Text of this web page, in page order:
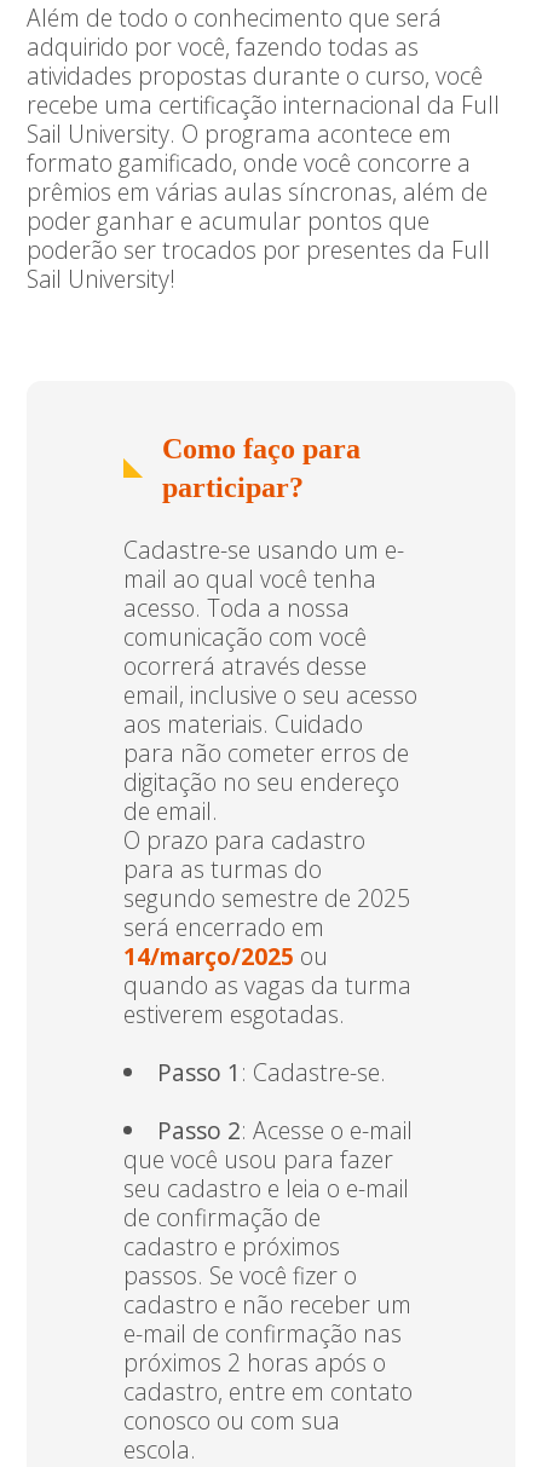
Além de todo o conhecimento que será
adquirido por você, fazendo todas as
atividades propostas durante o curso, você
recebe uma certificação internacional da Full
Sail University. O programa acontece em
formato gamificado, onde você concorre a
prêmios em várias aulas síncronas, além de
poder ganhar e acumular pontos que
poderão ser trocados por presentes da Full
Sail University!
Como faço para
participar?
Cadastre-se usando um e-
mail ao qual você tenha
acesso. Toda a nossa
comunicação com você
ocorrerá através desse
email, inclusive o seu acesso
aos materiais. Cuidado
para não cometer erros de
digitação no seu endereço
de email.
O prazo para cadastro
para as turmas do
segundo semestre de 2025
será encerrado em
14/março/2025 ou
quando as vagas da turma
estiverem esgotadas.
Passo 1 : Cadastre-se.
Passo 2: Acesse o e-mail
que você usou para fazer
seu cadastro e leia o e-mail
de confirmação de
cadastro e próximos
passos. Se você fizer o
cadastro e não receber um
e-mail de confirmação nas
próximos 2 horas após o
cadastro, entre em contato
conosco ou com sua
escola.